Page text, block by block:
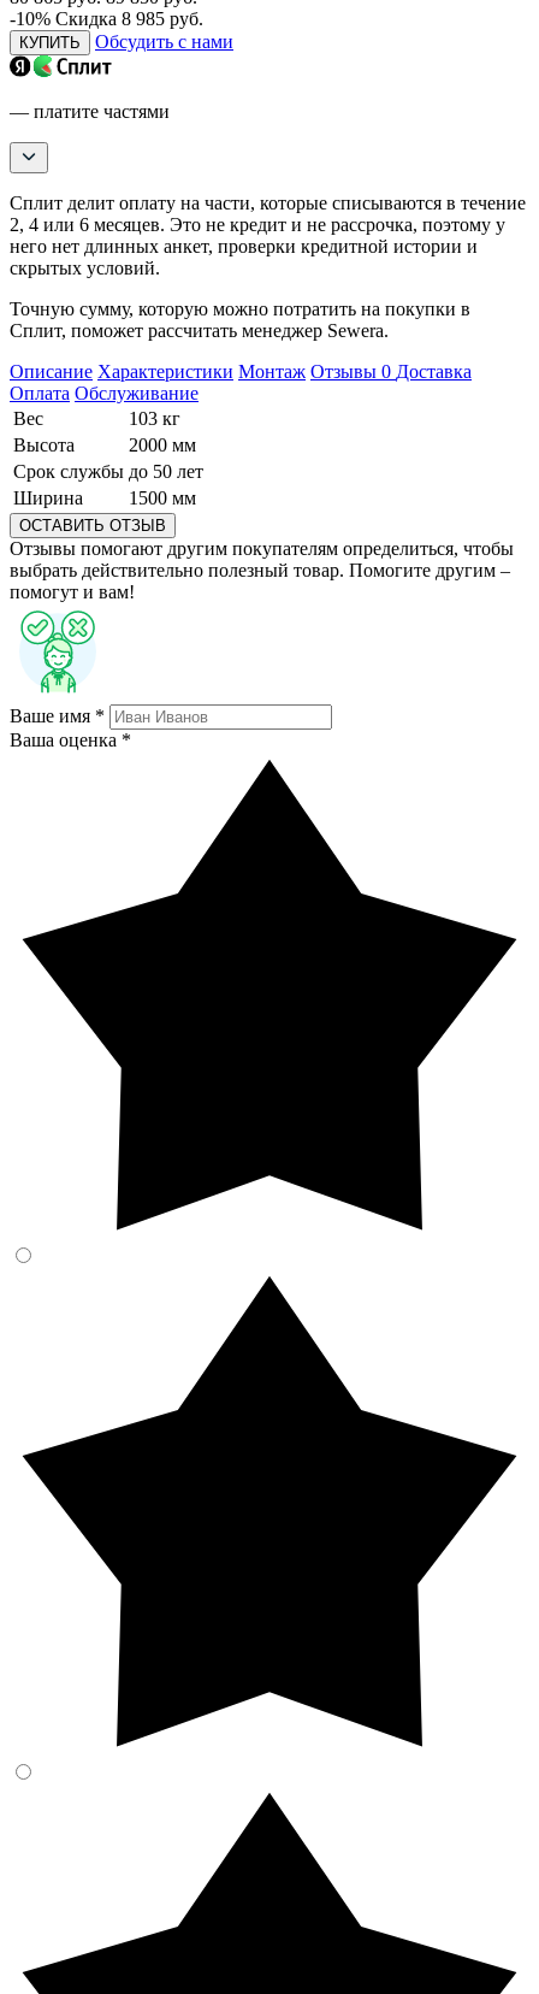
-10% Скидка 8 985 руб.
КУПИТЬ Обсудить с нами
— платите частями
Сплит делит оплату на части, которые списываются в течение
2, 4 или 6 месяцев. Это не кредит и не рассрочка, поэтому у
него нет длинных анкет, проверки кредитной истории и
скрытых условий.
Точную сумму, которую можно потратить на покупки в
Сплит, поможет рассчитать менеджер Sewera.
Описание Характеристики Монтаж Отзывы 0 Доставка
Оплата Обслуживание
Вес
103 кг
Высота
2000 мм
Срок службы до 50 лет
Ширина
1500 мм
ОСТАВИТЬ ОТЗЫВ
Отзывы помогают другим покупателям определиться, чтобы
выбрать действительно полезный товар. Помогите другим –
помогут и вам!
Ваше имя *
Ваша оценка *